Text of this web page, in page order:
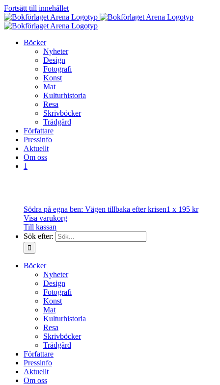
Fortsätt till innehållet
Böcker
Nyheter
Design
Fotografi
Konst
Mat
Kulturhistoria
Resa
Skrivböcker
Trädgård
Författare
Pressinfo
Aktuellt
Om oss
1
Södra på egna ben: Vägen tillbaka efter krisen1 x 195 kr
Visa varukorg
Till kassan
Sök efter:
Böcker
Nyheter
Design
Fotografi
Konst
Mat
Kulturhistoria
Resa
Skrivböcker
Trädgård
Författare
Pressinfo
Aktuellt
Om oss